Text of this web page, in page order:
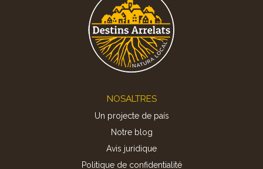
NOSALTRES
Un projecte de país
Notre blog
Avis juridique
Politique de confidentialité